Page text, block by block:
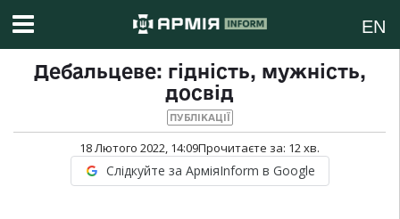
EN
Дебальцеве: гідність, мужність,
досвід
ПУБЛІКАЦІЇ
18 Лютого 2022, 14:09Прочитаєте за: 12хв.
Слідкуйте за АрміяInform в Google